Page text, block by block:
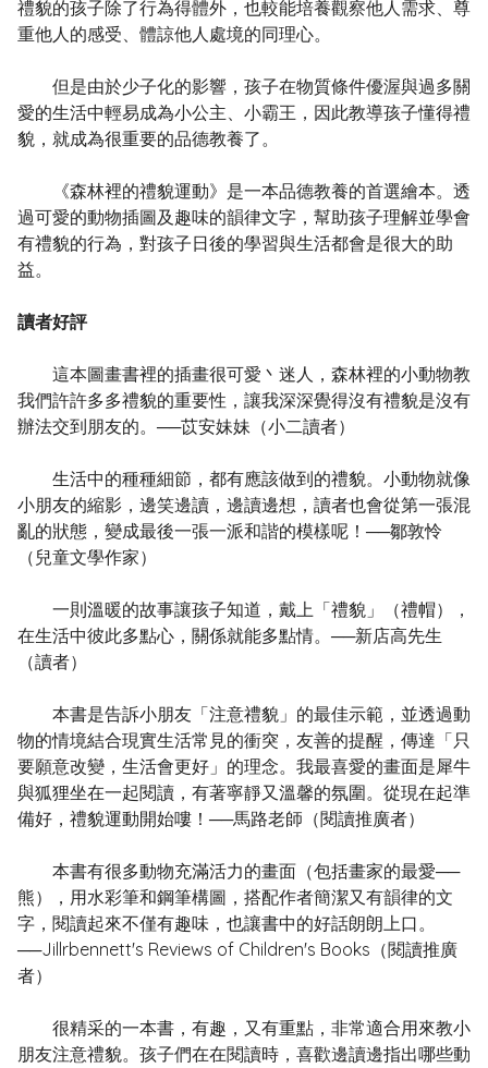
禮貌的孩子除了行為得體外，也較能培養觀察他人需求、尊
重他人的感受、體諒他人處境的同理心。
但是由於少子化的影響，孩子在物質條件優渥與過多關
愛的生活中輕易成為小公主、小霸王，因此教導孩子懂得禮
貌，就成為很重要的品德教養了。
《森林裡的禮貌運動》是一本品德教養的首選繪本。透
過可愛的動物插圖及趣味的韻律文字，幫助孩子理解並學會
有禮貌的行為，對孩子日後的學習與生活都會是很大的助
益。
讀者好評
這本圖畫書裡的插畫很可愛丶迷人，森林裡的小動物教
我們許許多多禮貌的重要性，讓我深深覺得沒有禮貌是沒有
辦法交到朋友的。──苡安妹妹（小二讀者）
生活中的種種細節，都有應該做到的禮貌。小動物就像
小朋友的縮影，邊笑邊讀，邊讀邊想，讀者也會從第一張混
亂的狀態，變成最後一張一派和諧的模樣呢！──鄒敦怜
（兒童文學作家）
一則溫暖的故事讓孩子知道，戴上「禮貌」（禮帽），
在生活中彼此多點心，關係就能多點情。──新店高先生
（讀者）
本書是告訴小朋友「注意禮貌」的最佳示範，並透過動
物的情境結合現實生活常見的衝突，友善的提醒，傳達「只
要願意改變，生活會更好」的理念。我最喜愛的畫面是犀牛
與狐狸坐在一起閱讀，有著寧靜又溫馨的氛圍。從現在起準
備好，禮貌運動開始嘍！──馬路老師（閱讀推廣者）
本書有很多動物充滿活力的畫面（包括畫家的最愛──
熊），用水彩筆和鋼筆構圖，搭配作者簡潔又有韻律的文
字，閱讀起來不僅有趣味，也讓書中的好話朗朗上口。
──Jillrbennett's Reviews of Children's Books（閱讀推廣
者）
很精采的一本書，有趣，又有重點，非常適合用來教小
朋友注意禮貌。孩子們在在閱讀時，喜歡邊讀邊指出哪些動